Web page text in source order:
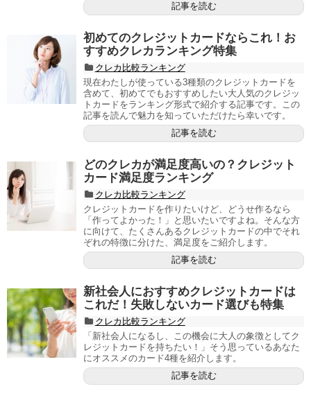
記事を読む
初めてのクレジットカードならこれ！お
すすめクレカランキング特集
クレカ比較ランキング
現在わたしが使っている3種類のクレジットカードを
含めて、初めてでもおすすめしたい大人気のクレジッ
トカードをランキング形式で紹介する記事です。この
記事を読んで魅力を知っていただけたら幸いです。
記事を読む
どのクレカが満足度高いの？クレジット
カード満足度ランキング
クレカ比較ランキング
クレジットカードを作りたいけど、どうせ作るなら
「作ってよかった！」と思いたいですよね。そんな方
に向けて、たくさんあるクレジットカードの中でそれ
ぞれの特徴に分けた、満足度をご紹介します。
記事を読む
新社会人におすすめクレジットカードは
これだ！失敗しないカード選びも特集
クレカ比較ランキング
「新社会人になるし、この機会に大人の象徴としてク
レジットカードを持ちたい！」そう思っているあなた
にオススメのカード4種を紹介します。
記事を読む